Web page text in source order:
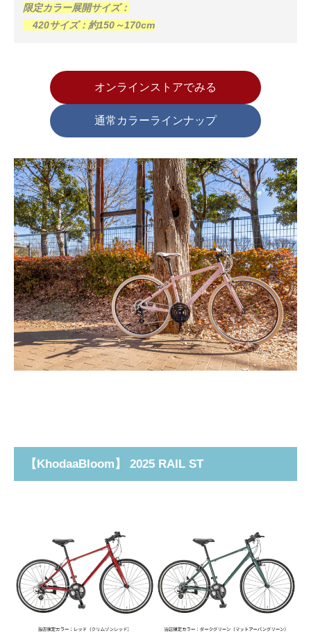
限定カラー展開サイズ：
420サイズ：約150～170cm
オンラインストアでみる
通常カラーラインナップ
【KhodaaBloom 】 2025 RAIL ST